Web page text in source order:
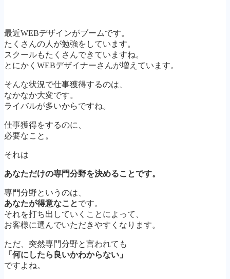
最近WEBデザインがブームです。
たくさんの人が勉強をしています。
スクールもたくさんできていますね。
とにかくWEBデザイナーさんが増えています。
そんな状況で仕事獲得するのは、
なかなか大変です。
ライバルが多いからですね。
仕事獲得をするのに、
必要なこと。
それは
あなただけの専門分野を決めることです。
専門分野というのは、
あなたが得意なことです。
それを打ち出していくことによって、
お客様に選んでいただきやすくなります。
ただ、突然専門分野と言われても
「何にしたら良いかわからない」
ですよね。